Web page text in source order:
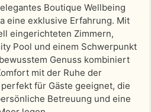
Boutique Wellbeing
eine exklusive Erfahrung. Mit
eingerichteten Zimmern,
Pool und einem Schwerpunkt
Genuss kombiniert
mit der Ruhe der
für Gäste geeignet, die
Betreuung und eine